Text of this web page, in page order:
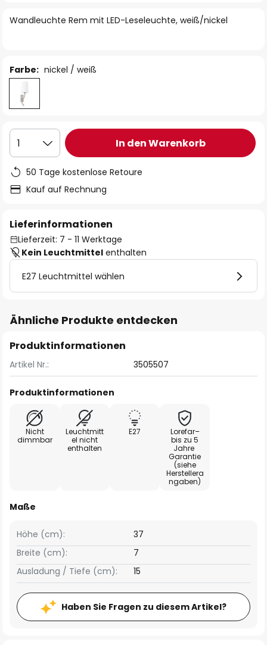
Wandleuchte Rem mit LED-Leseleuchte, weiß/nickel
Farbe: nickel / weiß
1 In den Warenkorb
50 Tage kostenlose Retoure
Kauf auf Rechnung
Lieferinformationen
Lieferzeit: 7 - 11 Werktage
Kein Leuchtmittel enthalten
E27 Leuchtmittel wählen
Ähnliche Produkte entdecken
Produktinformationen
Artikel Nr.: 3505507
Produktinformationen
Nicht
dimmbar
Leuchtmitt
el nicht
enthalten
E27
Lorefar–
bis zu 5
Jahre
Garantie
(siehe
Herstellera
ngaben)
Maße
Breite (cm): 7
Höhe (cm): 37
Ausladung / Tiefe (cm): 15
Haben Sie Fragen zu diesem Artikel?